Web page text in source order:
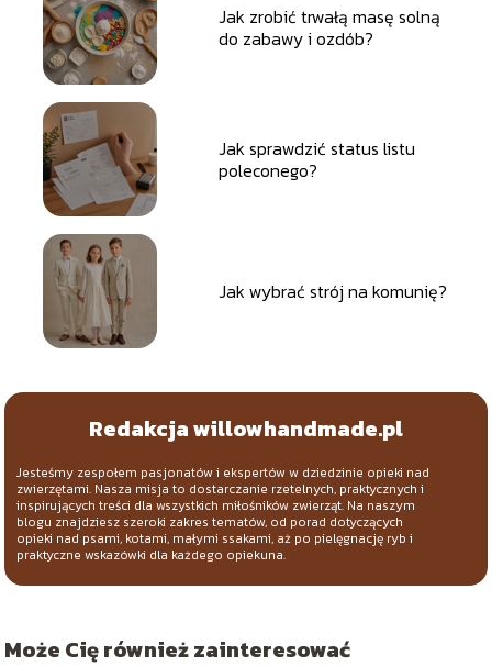
Jak zrobić trwałą masę solną
do zabawy i ozdób?
Jak sprawdzić status listu
poleconego?
Jak wybrać strój na komunię?
Redakcja willowhandmade.pl
Jesteśmy zespołem pasjonatów i ekspertów w dziedzinie opieki nad
zwierzętami. Nasza misja to dostarczanie rzetelnych, praktycznych i
inspirujących treści dla wszystkich miłośników zwierząt. Na naszym
blogu znajdziesz szeroki zakres tematów, od porad dotyczących
opieki nad psami, kotami, małymi ssakami, aż po pielęgnację ryb i
praktyczne wskazówki dla każdego opiekuna.
Może Cię również zainteresować